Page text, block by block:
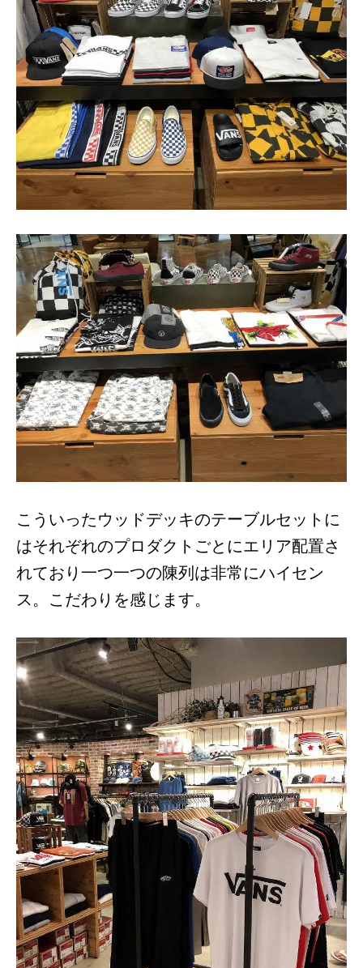
こういったウッドデッキのテーブルセットに
はそれぞれのプロダクトごとにエリア配置さ
れており一つ一つの陳列は非常にハイセン
ス。こだわりを感じます。